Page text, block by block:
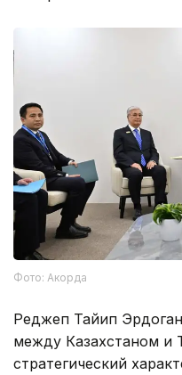
Фото: Акорда
Реджеп Тайип
между Казахстаном и
стратегический